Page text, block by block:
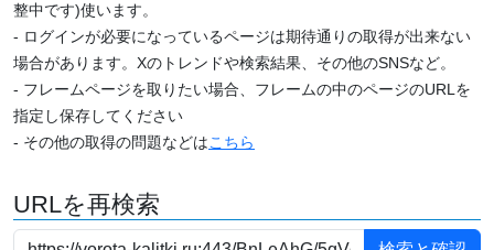
整中です)使います。
- ログインが必要になっているページは期待通りの取得が出来ない
場合があります。Xのトレンドや検索結果、その他のSNSなど。
- フレームページを取りたい場合、フレームの中のページのURLを
指定し保存してください
- その他の取得の問題などはこちら
URLを再検索